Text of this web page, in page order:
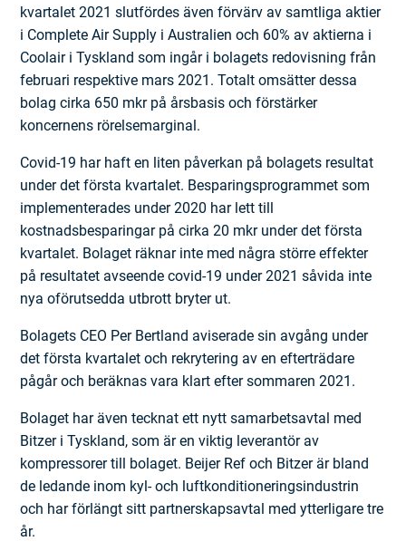
kvartalet 2021 slutfördes även förvärv av samtliga aktier
i Complete Air Supply i Australien och 60% av aktierna i
Coolair i Tyskland som ingår i bolagets redovisning från
februari respektive mars 2021. Totalt omsätter dessa
bolag cirka 650 mkr på årsbasis och förstärker
koncernens rörelsemarginal.
Covid-19 har haft en liten påverkan på bolagets resultat
under det första kvartalet. Besparingsprogrammet som
implementerades under 2020 har lett till
kostnadsbesparingar på cirka 20 mkr under det första
kvartalet. Bolaget räknar inte med några större effekter
på resultatet avseende covid-19 under 2021 såvida inte
nya oförutsedda utbrott bryter ut.
Bolagets CEO Per Bertland aviserade sin avgång under
det första kvartalet och rekrytering av en efterträdare
pågår och beräknas vara klart efter sommaren 2021.
Bolaget har även tecknat ett nytt samarbetsavtal med
Bitzer i Tyskland, som är en viktig leverantör av
kompressorer till bolaget. Beijer Ref och Bitzer är bland
de ledande inom kyl- och luftkonditioneringsindustrin
och har förlängt sitt partnerskapsavtal med ytterligare tre
år.